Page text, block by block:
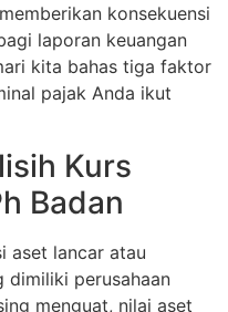
konsekuensi
laporan keuangan
kita bahas tiga faktor
pajak Anda ikut
Kurs
Badan
aset lancar atau
dimiliki perusahaan
menguat, nilai aset